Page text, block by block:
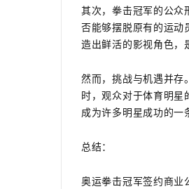
其次，拳击冠军的公众
否能够摆脱原有的运动
造出鲜活的影视角色，
然而，挑战与机遇并存
时，观众对于体育明
成为许多明星成功的一
总结：
奥运拳击冠军签约商业